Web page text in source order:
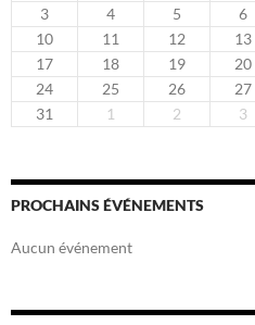
3
4 5 6
10
11 12 13
17
18 19 20
24
25 26 27
31
1 2 3
PROCHAINS ÉVÉNEMENTS
Aucun événement